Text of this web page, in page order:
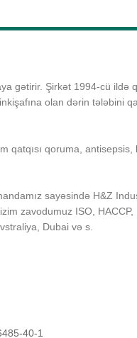
gətirir. Şirkət 1994-cü ildə
olan dərin tələbini
qoruma, antisepsis,
sayəsində H&Z
zavodumuz ISO, HACCP,
Dubai və s.
40-1